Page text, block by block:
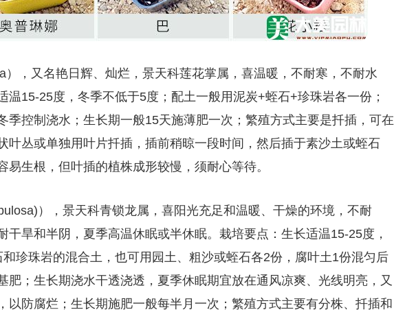
，又名艳日辉、灿烂，景天科莲花掌属，喜温暖，不耐寒，不耐水
15-25度，冬季不低于5度；配土一般用泥炭+蛭石+珍珠岩各一份；
季控制浇水；生长期一般15天施薄肥一次；繁殖方式主要是扦插，可在
叶丛或单独用叶片扦插，插前稍晾一段时间，然后插于素沙土或蛭石
生根，但叶插的植株成形较慢，须耐心等待。
），景天科青锁龙属，喜阳光充足和温暖、干燥的环境，不耐
旱和半阴，夏季高温休眠或半休眠。栽培要点：生长适温15-25度，
珍珠岩的混合土，也可用园土、粗沙或蛭石各2份，腐叶土1份混匀后
肥；生长期浇水干透浇透，夏季休眠期宜放在通风凉爽、光线明亮，又
以防腐烂；生长期施肥一般每半月一次；繁殖方式主要有分株、扦插和